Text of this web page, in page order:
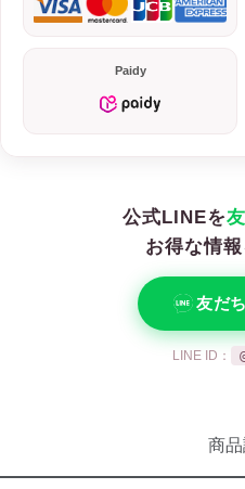
Paidy
公式LINEを
お得な情
友だ
LINE ID：
商